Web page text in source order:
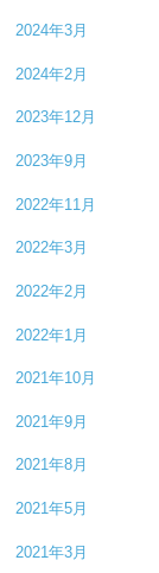
2024年3月
2024年2月
2023年12月
2023年9月
2022年11月
2022年3月
2022年2月
2022年1月
2021年10月
2021年9月
2021年8月
2021年5月
2021年3月